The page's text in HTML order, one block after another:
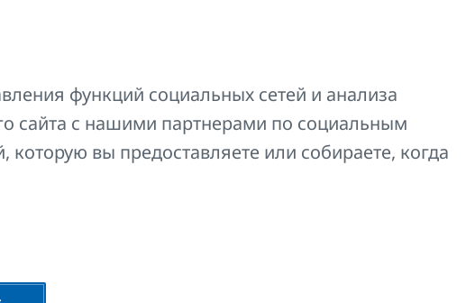
функций социальных сетей и анализа
сайта с нашими партнерами по социальным
вы предоставляете или собираете, когда